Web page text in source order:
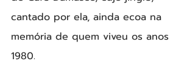
cantado por ela, ainda ecoa na
memória de quem viveu os anos
1980.